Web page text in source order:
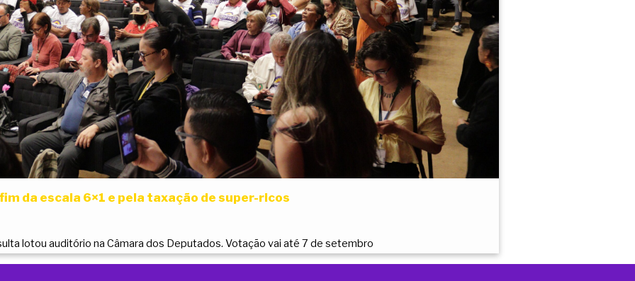
da escala 6×1 e pela taxação de super-ricos
lotou auditório na Câmara dos Deputados. Votação vai até 7 de setembro